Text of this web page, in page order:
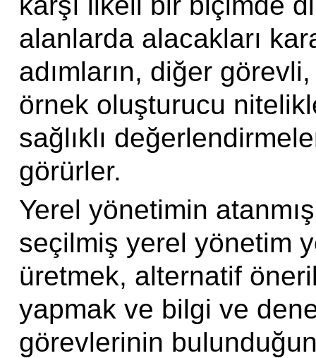
alanlarda alacakları
adımların, diğer
örnek oluşturucu
sağlıklı
görürler.
Yerel yönetimin
seçilmiş yerel yönetim
üretmek, alternatif
yapmak ve bilgi ve
görevlerinin